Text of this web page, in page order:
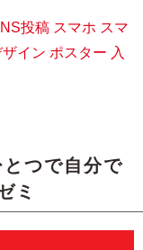
投稿 スマホ スマ
ザイン ポスター 入
つで自分で
ミ